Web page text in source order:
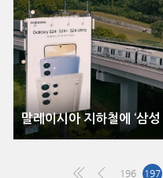
말레이시아 지하철에 ‘삼
196 197